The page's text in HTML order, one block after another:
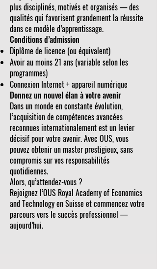
plus disciplinés, motivés et organisés — des
qualités qui favorisent grandement la réussite
dans ce modèle d’apprentissage.
Conditions d’admission
Diplôme de licence (ou équivalent)
Avoir au moins 21 ans (variable selon les
programmes)
Connexion Internet + appareil numérique
Donnez un nouvel élan à votre avenir
Dans un monde en constante évolution,
l’acquisition de compétences avancées
reconnues internationalement est un levier
décisif pour votre avenir. Avec OUS, vous
pouvez obtenir un master prestigieux, sans
compromis sur vos responsabilités
quotidiennes.
Alors, qu’attendez-vous ?
Rejoignez l’OUS Royal Academy of Economics
and Technology en Suisse et commencez votre
parcours vers le succès professionnel —
aujourd’hui.